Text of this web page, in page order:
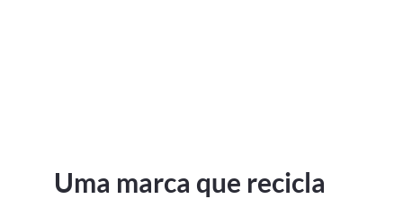
Uma marca que recicla